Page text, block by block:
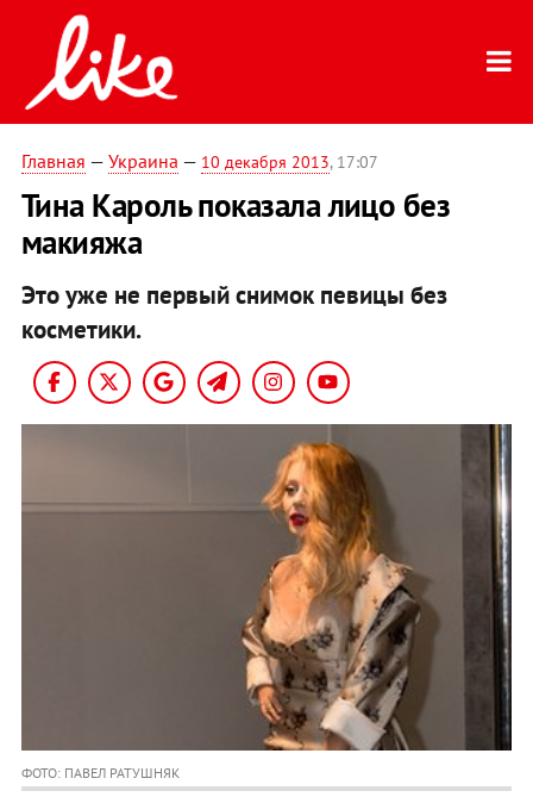
Главная — Украина — 10 декабря 2013, 17:07
Тина Кароль показала лицо без
макияжа
Это уже не первый снимок певицы без
косметики.
ФОТО: ПАВЕЛ РАТУШНЯК